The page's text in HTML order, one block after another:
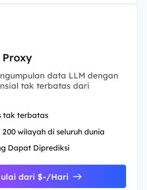
data LLM dengan
tak terbatas dari
tak terbatas
wilayah di seluruh dunia
Dapat Diprediksi
dari $-/Hari